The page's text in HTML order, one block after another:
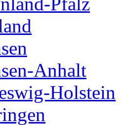
Anhalt
Holstein